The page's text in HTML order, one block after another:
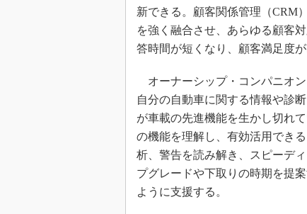
新できる。顧客関係管理（CRM
を強く融合させ、あらゆる顧客
答時間が短くなり、顧客満足度が
オーナーシップ・コンパニオ
自分の自動車に関する情報や診
が車載の先進機能を生かし切れ
の機能を理解し、有効活用でき
析、警告を読み解き、スピーデ
プグレードや下取りの時期を提
ように支援する。